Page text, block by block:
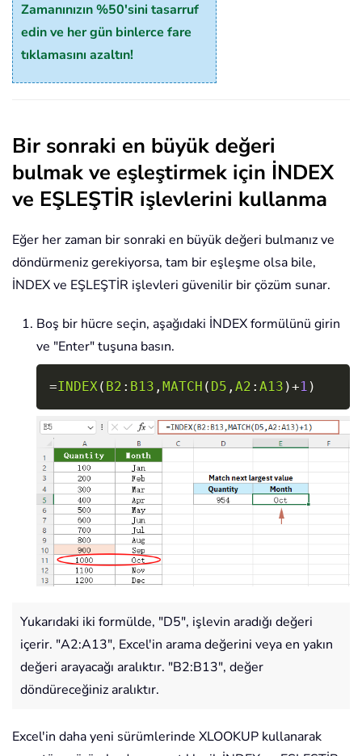
Zamanınızın %50'sini tasarruf
edin ve her gün binlerce fare
tıklamasını azaltın!
Bir sonraki en büyük değeri
bulmak ve eşleştirmek için İNDEX
ve EŞLEŞTİR işlevlerini kullanma
Eğer her zaman bir sonraki en büyük değeri bulmanız ve
döndürmeniz gerekiyorsa, tam bir eşleşme olsa bile,
İNDEX ve EŞLEŞTİR işlevleri güvenilir bir çözüm sunar.
Boş bir hücre seçin, aşağıdaki İNDEX formülünü girin
ve "Enter" tuşuna basın.
=INDEX( B2 : B13 , MATCH ( D5 , A2 : A13 )+1 )
Copy
Yukarıdaki iki formülde, "D5", işlevin aradığı değeri
içerir. "A2:A13", Excel'in arama değerini veya en yakın
değeri arayacağı aralıktır. "B2:B13", değer
döndüreceğiniz aralıktır.
Excel'in daha yeni sürümlerinde XLOOKUP kullanarak